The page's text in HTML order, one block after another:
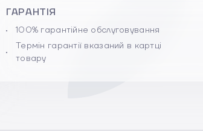
ГАРАНТІЯ
100% гарантійне обслуговування
Термін гарантії вказаний в картці
товару